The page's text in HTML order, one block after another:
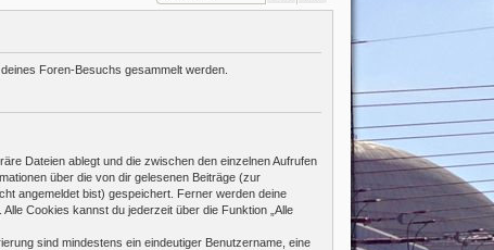
Foren-Besuchs gesammelt werden.
Dateien ablegt und die zwischen den einzelnen Aufrufen
über die von dir gelesenen Beiträge (zur
angemeldet bist) gespeichert. Ferner werden deine
Cookies kannst du jederzeit über die Funktion „Alle
sind mindestens ein eindeutiger Benutzername, eine